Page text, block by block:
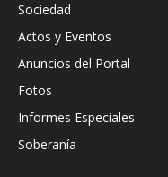
Sociedad
Actos y Eventos
Anuncios del Portal
Fotos
Informes Especiales
Soberanía